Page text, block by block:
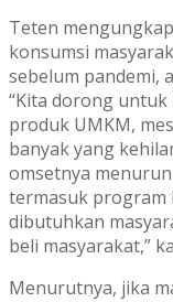
Teten
konsumsi
sebelum pandemi,
“Kita dorong
produk UMKM,
banyak yang
omsetnya
termasuk program
dibutuhkan
beli masyarakat,”
Menurutnya, jika